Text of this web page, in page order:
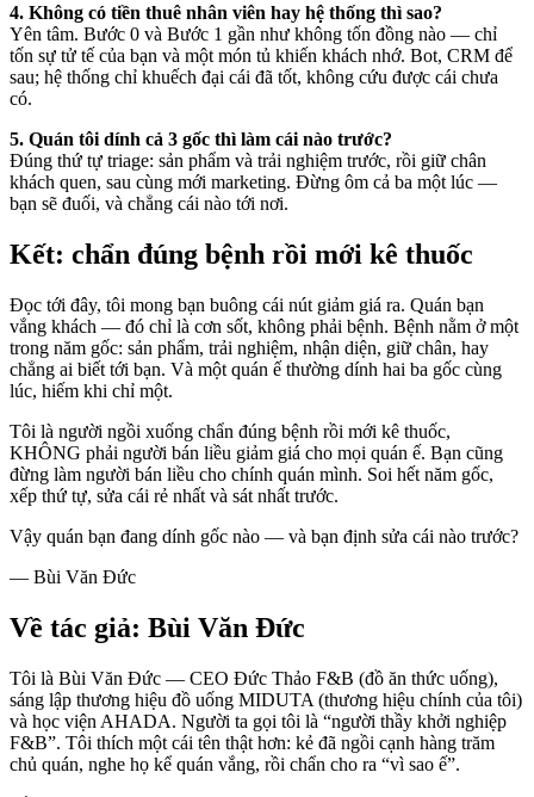
4. Không có tiền thuê nhân viên hay hệ thống thì sao?
Yên tâm. Bước 0 và Bước 1 gần như không tốn đồng nào — chỉ
tốn sự tử tế của bạn và một món tủ khiến khách nhớ. Bot, CRM để
sau; hệ thống chỉ khuếch đại cái đã tốt, không cứu được cái chưa
có.
5. Quán tôi dính cả 3 gốc thì làm cái nào trước?
Đúng thứ tự triage: sản phẩm và trải nghiệm trước, rồi giữ chân
khách quen, sau cùng mới marketing. Đừng ôm cả ba một lúc —
bạn sẽ đuối, và chẳng cái nào tới nơi.
Kết: chẩn đúng bệnh rồi mới kê thuốc
Đọc tới đây, tôi mong bạn buông cái nút giảm giá ra. Quán bạn
vắng khách — đó chỉ là cơn sốt, không phải bệnh. Bệnh nằm ở một
trong năm gốc: sản phẩm, trải nghiệm, nhận diện, giữ chân, hay
chẳng ai biết tới bạn. Và một quán ế thường dính hai ba gốc cùng
lúc, hiếm khi chỉ một.
Tôi là người ngồi xuống chẩn đúng bệnh rồi mới kê thuốc,
KHÔNG phải người bán liều giảm giá cho mọi quán ế. Bạn cũng
đừng làm người bán liều cho chính quán mình. Soi hết năm gốc,
xếp thứ tự, sửa cái rẻ nhất và sát nhất trước.
Vậy quán bạn đang dính gốc nào — và bạn định sửa cái nào trước?
— Bùi Văn Đức
Về tác giả: Bùi Văn Đức
Tôi là Bùi Văn Đức — CEO Đức Thảo F&B (đồ ăn thức uống),
sáng lập thương hiệu đồ uống MIDUTA (thương hiệu chính của tôi)
và học viện AHADA. Người ta gọi tôi là “người thầy khởi nghiệp
F&B”. Tôi thích một cái tên thật hơn: kẻ đã ngồi cạnh hàng trăm
chủ quán, nghe họ kể quán vắng, rồi chẩn cho ra “vì sao ế”.